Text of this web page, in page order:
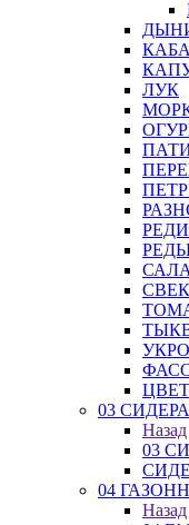
ЛУК
03
Назад
03
04
Назад